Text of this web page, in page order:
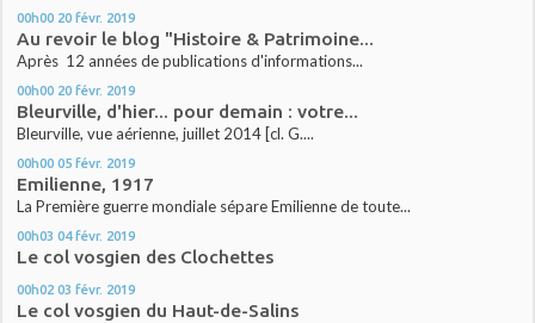
00h00 20 févr. 2019
Au revoir le blog "Histoire & Patrimoine...
Après 12 années de publications d'informations...
00h00 20 févr. 2019
Bleurville, d'hier... pour demain : votre...
Bleurville, vue aérienne, juillet 2014 [cl. G....
00h00 05 févr. 2019
Emilienne, 1917
La Première guerre mondiale sépare Emilienne de toute...
00h03 04 févr. 2019
Le col vosgien des Clochettes
00h02 03 févr. 2019
Le col vosgien du Haut-de-Salins